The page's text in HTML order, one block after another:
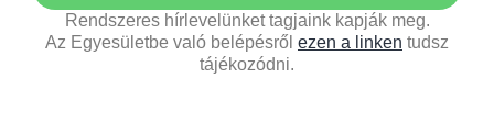
Rendszeres hírlevelünket tagjaink kapják meg.
Az Egyesületbe való belépésről ezen a linken tudsz
tájékozódni.